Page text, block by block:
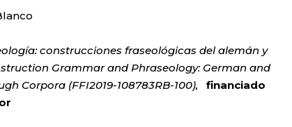
Blanco
construcciones fraseológicas del alemán y
Grammar and Phraseology: German and
Corpora (FFI2019-108783RB-100),
financiado